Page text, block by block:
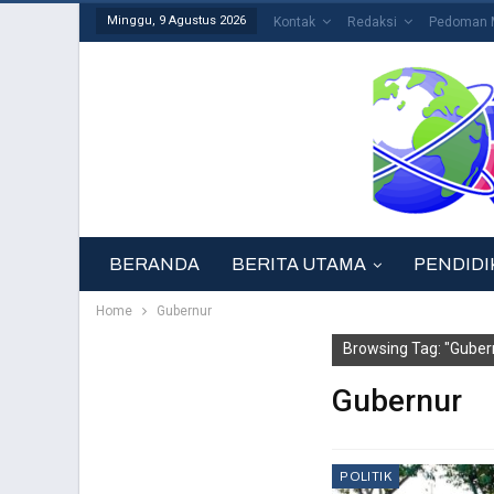
Minggu, 9 Agustus 2026 Kontak Redaksi Pedoman
BERANDA BERITA UTAMA
Home Gubernur
Browsing Tag:
Gubernur
POLITIK